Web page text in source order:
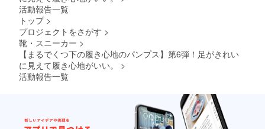
商品到
内での
ご試着
利用の
み無料
※デザイ
る可能
性もご
ざいま
す。ご
承りま
す。 ※
着後14
日間以
内・室
の価格
です。
更にな
る可能
性もご
ざいま
活動報告一覧
トップ >
プロジェクトをさがす >
靴・スニーカー >
【まるでくつ下の履き心地のパンプス】第6弾！足がきれい
に見えて履き心地がいい。
>
活動報告一覧